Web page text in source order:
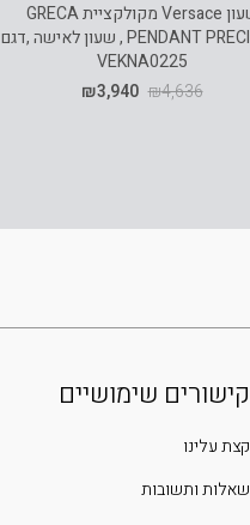
שעון Versace מקולקציית GRECA
PENDANT PRECIOUS , שעון לאישה ,דגם
VEKNA0225
₪4,636
₪3,940
קישורים שימושיים
קצת עלינו
שאלות ותשובות